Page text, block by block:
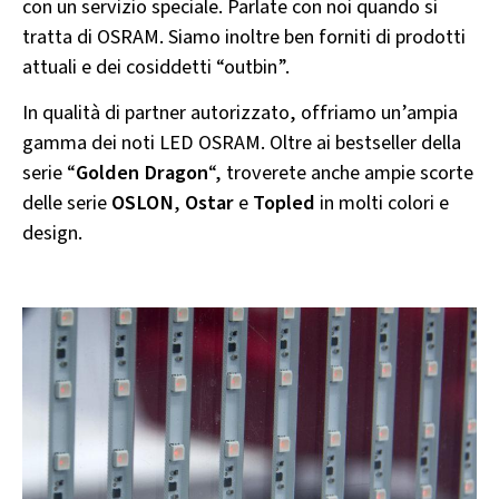
con un servizio speciale. Parlate con noi quando si
tratta di OSRAM. Siamo inoltre ben forniti di prodotti
attuali e dei cosiddetti “outbin”.
In qualità di partner autorizzato, offriamo un’ampia
gamma dei noti LED OSRAM. Oltre ai bestseller della
serie “Golden Dragon“, troverete anche ampie scorte
delle serieOSLON, OstareTopled in molti colori e
design.